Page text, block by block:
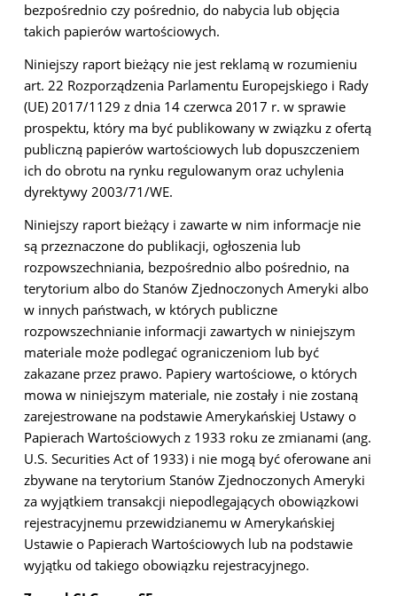
bezpośrednio czy pośrednio, do nabycia lub objęcia
takich papierów wartościowych.
Niniejszy raport bieżący nie jest reklamą w rozumieniu
art. 22 Rozporządzenia Parlamentu Europejskiego i Rady
(UE) 2017/1129 z dnia 14 czerwca 2017 r. w sprawie
prospektu, który ma być publikowany w związku z ofertą
publiczną papierów wartościowych lub dopuszczeniem
ich do obrotu na rynku regulowanym oraz uchylenia
dyrektywy 2003/71/WE.
Niniejszy raport bieżący i zawarte w nim informacje nie
są przeznaczone do publikacji, ogłoszenia lub
rozpowszechniania, bezpośrednio albo pośrednio, na
terytorium albo do Stanów Zjednoczonych Ameryki albo
w innych państwach, w których publiczne
rozpowszechnianie informacji zawartych w niniejszym
materiale może podlegać ograniczeniom lub być
zakazane przez prawo. Papiery wartościowe, o których
mowa w niniejszym materiale, nie zostały i nie zostaną
zarejestrowane na podstawie Amerykańskiej Ustawy o
Papierach Wartościowych z 1933 roku ze zmianami (ang.
U.S. Securities Act of 1933) i nie mogą być oferowane ani
zbywane na terytorium Stanów Zjednoczonych Ameryki
za wyjątkiem transakcji niepodlegających obowiązkowi
rejestracyjnemu przewidzianemu w Amerykańskiej
Ustawie o Papierach Wartościowych lub na podstawie
wyjątku od takiego obowiązku rejestracyjnego.